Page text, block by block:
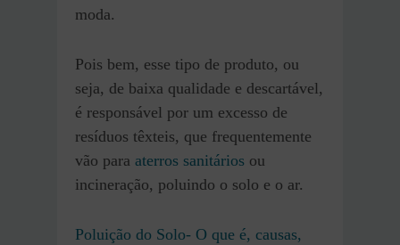
moda.
Pois bem, esse tipo de produto, ou
seja, de baixa qualidade e descartável,
é responsável por um excesso de
resíduos têxteis, que frequentemente
vão para aterros sanitários ou
incineração, poluindo o solo e o ar.
Poluição do Solo- O que é, causas,